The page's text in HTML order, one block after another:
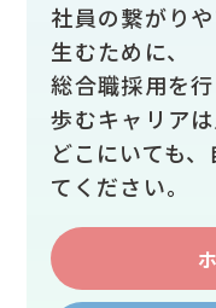
社員の繋がり
生むために、
総合職採用を行
歩むキャリアは
どこにいても
てください。